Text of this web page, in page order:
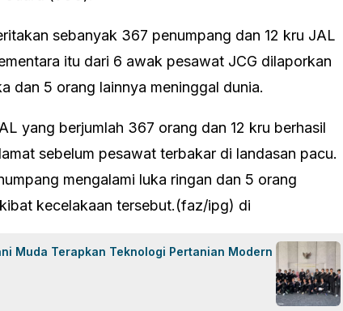
sebanyak 367 penumpang dan 12 kru JAL
itu dari 6 awak pesawat JCG dilaporkan
dan 5 orang lainnya meninggal dunia.
yang berjumlah 367 orang dan 12 kru berhasil
sebelum pesawat terbakar di landasan pacu.
mengalami luka ringan dan 5 orang
kecelakaan tersebut.(faz/ipg) di
Muda Terapkan Teknologi Pertanian Modern